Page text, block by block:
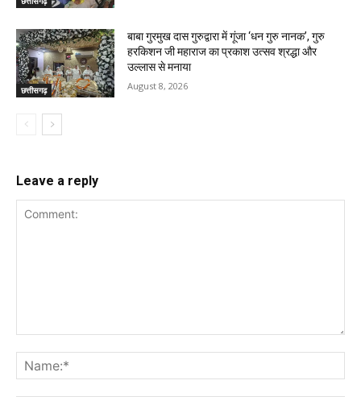
छत्तीसगढ़
बाबा गुरमुख दास गुरुद्वारा में गूंजा ‘धन गुरु नानक’, गुरु
हरकिशन जी महाराज का प्रकाश उत्सव श्रद्धा और
उल्लास से मनाया
August 8, 2026
Leave a reply